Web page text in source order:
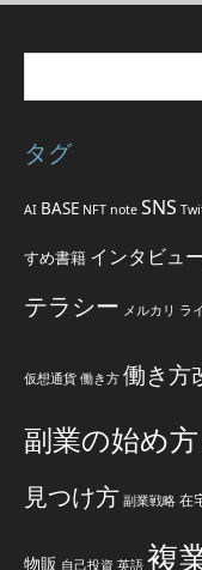
タグ
AI BASE NFT note SNS
すめ書籍 インタビュー
テラシー メルカリ ラ
仮想通貨 働き方 働き方
副業の始め方
見つけ方 副業戦略 在
物販 自己投資 英語 複